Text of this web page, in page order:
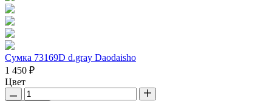
Сумка 73169D d.gray Daodaisho
1 450 ₽
Цвет